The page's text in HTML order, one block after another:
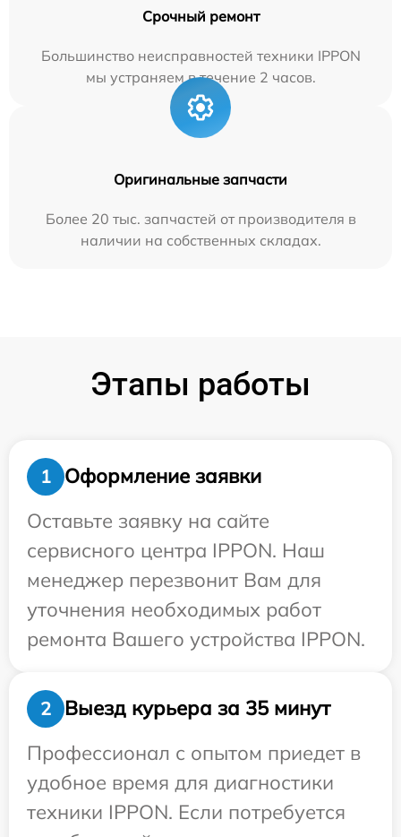
Срочный ремонт
Большинство неисправностей техники IPPON
мы устраняем в течение 2 часов.
Оригинальные запчасти
Более 20 тыс. запчастей от производителя в
наличии на собственных складах.
Этапы работы
1
Оформление заявки
Оставьте заявку на сайте
сервисного центра IPPON. Наш
менеджер перезвонит Вам для
уточнения необходимых работ
ремонта Вашего устройства IPPON.
2
Выезд курьера за 35 минут
Профессионал с опытом приедет в
удобное время для диагностики
техники IPPON. Если потребуется